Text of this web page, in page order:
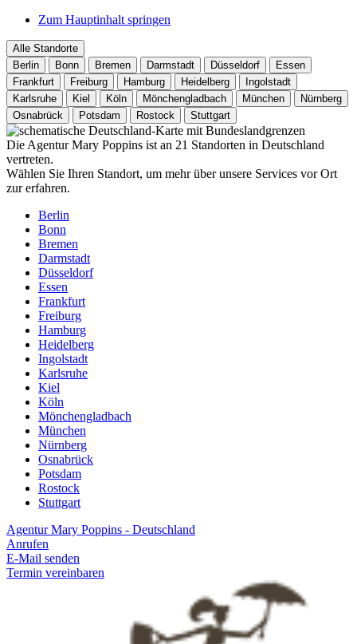
Zum Hauptinhalt springen
Alle Standorte
Berlin
Bonn Bremen Darmstadt Düsseldorf
Essen
Frankfurt
Freiburg Hamburg Heidelberg
Ingolstadt
Karlsruhe
Kiel Köln Mönchengladbach München
Nürnberg
Osnabrück
Potsdam Rostock Stuttgart
Die Agentur Mary Poppins ist an 21 Standorten in Deutschland
vertreten.
Wählen Sie Ihren Standort, um mehr über unsere Services vor Ort
zur erfahren.
Berlin
Bonn
Bremen
Darmstadt
Düsseldorf
Essen
Frankfurt
Freiburg
Hamburg
Heidelberg
Ingolstadt
Karlsruhe
Kiel
Köln
Mönchengladbach
München
Nürnberg
Osnabrück
Potsdam
Rostock
Stuttgart
Agentur Mary Poppins - Deutschland
Anrufen
E-Mail senden
Termin vereinbaren